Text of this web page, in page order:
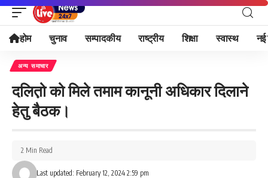
होम चुनाव सम्पादकीय राष्ट्रीय शिक्षा स्वास्थ नई
अन्य समाचार
दलित़ो को मिले तमाम कानूनी अधिकार दिलाने
हेतु बैठक।
Last updated: February 12, 2024 2:59 pm
2 Min Read